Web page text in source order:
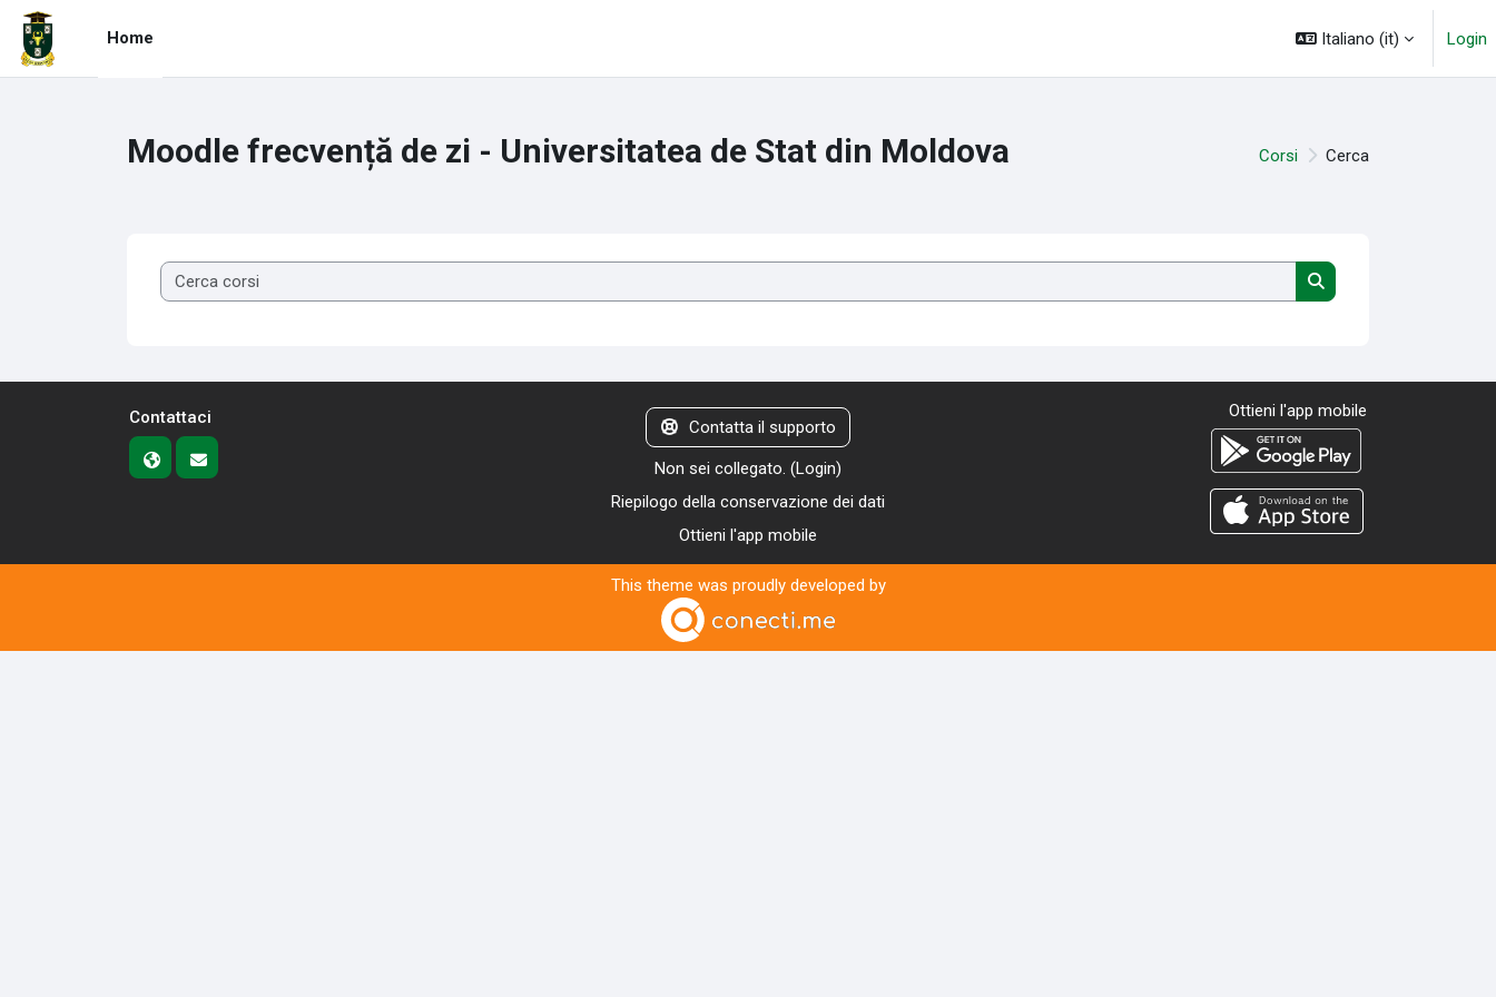
Vai al contenuto principale
Home
Italiano ‎(it)‎ Login
Moodle frecvență de zi - Universitatea de Stat din Moldova Corsi Cerca
Cerca corsi
Cerca corsi
Contattaci Contatta il supporto
Non sei collegato. (Login)
Riepilogo della conservazione dei dati
Ottieni l'app mobile
Ottieni l'app mobile
This theme was proudly developed by